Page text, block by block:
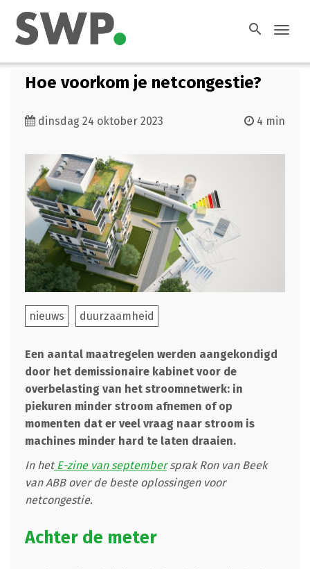
search
Hoe voorkom je netcongestie?
dinsdag 24 oktober 2023 4 min
nieuws duurzaamheid
Een aantal maatregelen werden aangekondigd
door het demissionaire kabinet voor de
overbelasting van het stroomnetwerk: in
piekuren minder stroom afnemen of op
momenten dat er veel vraag naar stroom is
machines minder hard te laten draaien.
In hetE-zine van septembersprak Ron van Beek
van ABB over de beste oplossingen voor
netcongestie.
Achter de meter